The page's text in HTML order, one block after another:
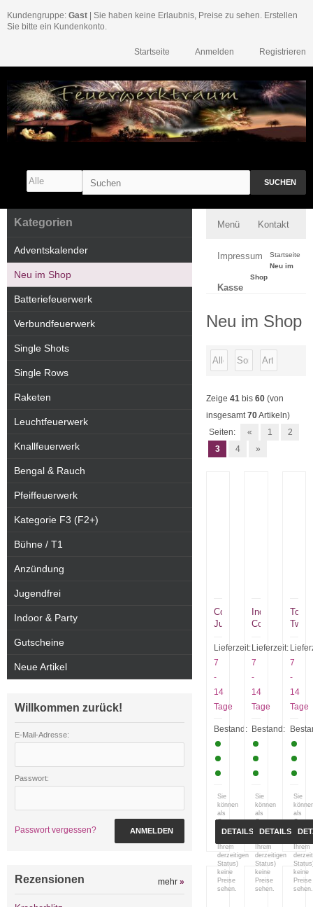
Kundengruppe: Gast | Sie haben keine Erlaubnis, Preise zu sehen. Erstellen
Sie bitte ein Kundenkonto.
Registrieren
Anmelden
Startseite
SUCHEN
Menü Kontakt
Impressum
Kasse
Startseite
Neu im
Shop
Neu im Shop
Zeige 41 bis 60 (von
insgesamt70Artikeln)
Seiten:
« 1
2
3
4 »
Condor
Junkie
Lieferzeit:
7
-
14
Tage
Bestand:
Sie
können
als
Gast
(bzw.
Ihrem
derzeitigen
Status)
keine
Preise
sehen.
DETAILS
Indian
Colors
Lieferzeit:
7
-
14
Tage
Bestand:
Sie
können
als
Gast
(bzw.
Ihrem
derzeitigen
Status)
keine
Preise
sehen.
DETAILS
7
-
14
Tage
Sie
als
Gast
(bzw.
Ihrem
keine
Preise
sehen.
Kategorien
Adventskalender
Neu im Shop
Batteriefeuerwerk
Verbundfeuerwerk
Single Shots
Single Rows
Raketen
Leuchtfeuerwerk
Knallfeuerwerk
Bengal & Rauch
Pfeiffeuerwerk
Kategorie F3 (F2+)
Bühne / T1
Anzündung
Jugendfrei
Indoor & Party
Gutscheine
Neue Artikel
Willkommen zurück!
E-Mail-Adresse:
Passwort:
Passwort vergessen? ANMELDEN
Rezensionen mehr »